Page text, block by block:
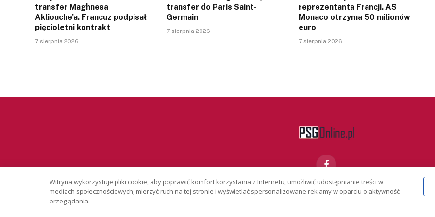
transfer Maghnesa
Akliouche’a. Francuz podpisał
pięcioletni kontrakt
7 sierpnia 2026
transfer do Paris Saint-
Germain
7 sierpnia 2026
reprezentanta Francji. AS
Monaco otrzyma 50 milionów
euro
7 sierpnia 2026
Facebook
KONTAKT REKLAMA POLITYKA PRYWATNOŚCI
Witryna wykorzystuje pliki cookie, aby poprawić komfort korzystania z Internetu, umożliwić udostępnianie treści w
mediach społecznościowych, mierzyć ruch na tej stronie i wyświetlać spersonalizowane reklamy w oparciu o aktywność
przeglądania.